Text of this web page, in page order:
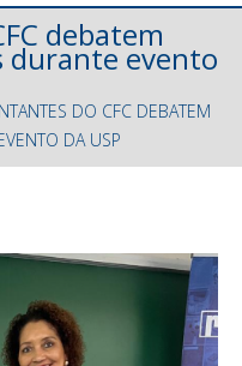
debatem
durante evento
DO CFC DEBATEM
DA USP